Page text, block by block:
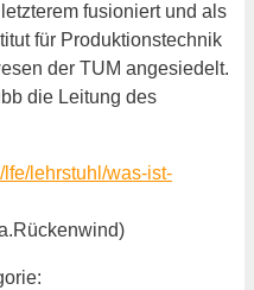
fusioniert und als
für Produktionstechnik
der TUM angesiedelt.
die Leitung des
lfe/lehrstuhl/was-ist-